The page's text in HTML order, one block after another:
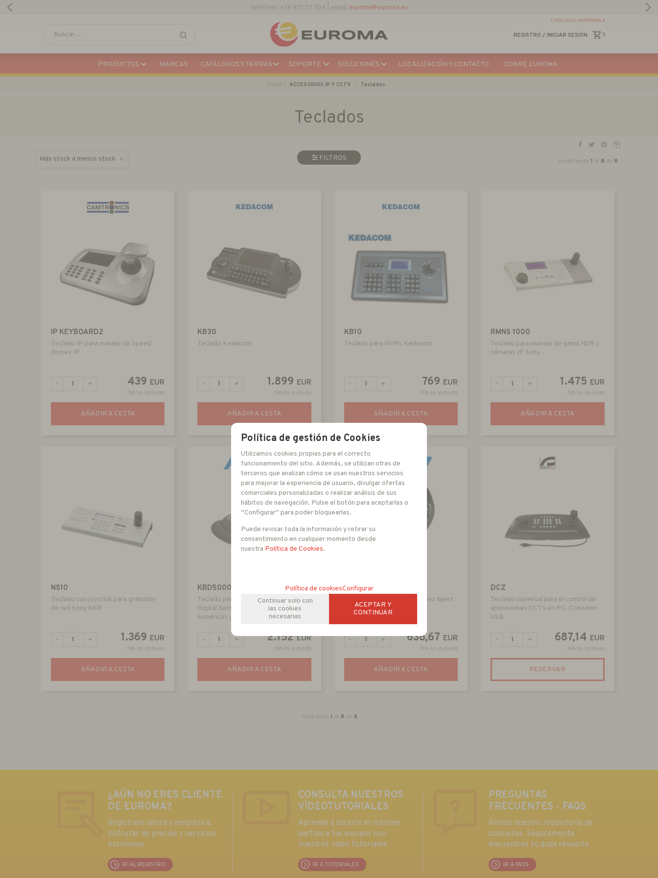
REGISTRO / INICIAR SESIÓN 0
CATÁLOGO IMPRIMIBLE
PRODUCTOS MARCAS CATÁLOGOS Y TARIFAS SOPORTE SOLUCIONES LOCALIZACIÓN Y CONTACTO SOBRE EUROMA
Home ACCESORIOS IP Y CCTV Teclados
Teclados
FILTROS mostrando 1 al 8 de 8
IP KEYBOARD2
Teclado IP para manejo de Speed
domes IP
439 EUR
IVA no incluido
- +
AÑADIR A CESTA
KB30
Teclado Kedacom
1.899 EUR
IVA no incluido
- +
AÑADIR A CESTA
KB10
Teclado para NVRs Kedacom
769 EUR
IVA no incluido
- +
AÑADIR A CESTA
RMNS 1000
Teclado para manejo de gama NSR y
cámaras IP Sony
1.475 EUR
IVA no incluido
- +
AÑADIR A CESTA
NS10
Teclado con joystick para grabador
de red Sony NSR
1.369 EUR
IVA no incluido
- +
AÑADIR A CESTA
KBD5000
Teclado para VideoXpert, Endura y
Digital Sentry, con Joystick, teclas
numéricas y Jog-Shuttle
2.152 EUR
IVA no incluido
- +
AÑADIR A CESTA
3DX-600-3DMOUSE
Joystick 3D Mouse para Video Xpert
638,67 EUR
IVA no incluido
- +
AÑADIR A CESTA
DCZ
Teclado universal para el control de
aplicaciones CCTV en PC. Conexion
USB
687,14 EUR
IVA no incluido
- +
RESERVAR
mostrando 1 al 8 de 8
¿AÚN NO ERES CLIENTE
DE EUROMA?
Regístrate ahora y empieza a
disfrutar de precios y servicios
exclusivos
IR AL REGISTRO
CONSULTA NUESTROS
VÍDEOTUTORIALES
Aprende a sacarle el máximo
partido a tus equipos con
nuestros video tutoriales
IR A TUTORIALES
PREGUNTAS
FRECUENTES - FAQS
Revisa nuestro repositorio de
consultas. Seguramente
encuentres tu duda resuelta
IR A FAQS
Política de gestión de Cookies
Utilizamos cookies propias para el correcto
funcionamiento del sitio. Además, se utilizan otras de
terceros que analizan cómo se usan nuestros servicios
para mejorar la experiencia de usuario, divulgar ofertas
comerciales personalizadas o realizar análisis de sus
hábitos de navegación. Pulse el botón para aceptarlas o
“Configurar” para poder bloquearlas.
Puede revisar toda la información y retirar su
consentimiento en cualquier momento desde
nuestra Política de Cookies.
Política de cookiesConfigurar
Continuar solo con
las cookies
necesarias
ACEPTAR Y
CONTINUAR